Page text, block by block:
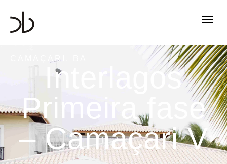
CAMAÇARI, BA
Interlagos
Primeira fase
– Camaçari V